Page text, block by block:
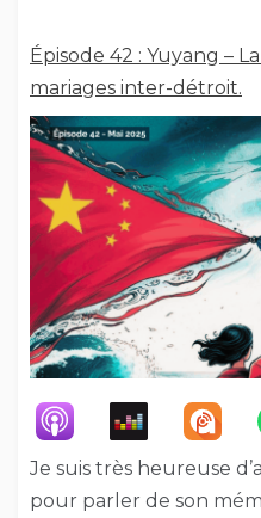
Épisode 42 : Yuyang –
mariages inter-détroit.
Je suis très heureuse
pour parler de son